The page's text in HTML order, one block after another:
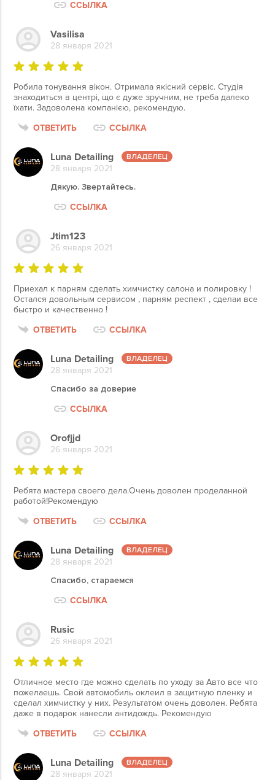
ССЫЛКА
Vasilisa
28 января 2021
Робила тонування вікон. Отримала якісний сервіс. Студія
знаходиться в центрі, що є дуже зручним, не треба далеко
їхати. Задоволена компанією, рекомендую.
ОТВЕТИТЬ
ССЫЛКА
Luna Detailing
28 января 2021
Дякую. Звертайтесь.
ССЫЛКА
Jtim123
26 января 2021
Приехал к парням сделать химчистку салона и полировку !
Остался довольным сервисом , парням респект , сделаи все
быстро и качественно !
ОТВЕТИТЬ
ССЫЛКА
Luna Detailing
28 января 2021
Спасибо за доверие
ССЫЛКА
Orofjjd
26 января 2021
Ребята мастера своего дела.Очень доволен проделанной
работой!Рекомендую
ОТВЕТИТЬ
ССЫЛКА
Luna Detailing
28 января 2021
Спасибо, стараемся
ССЫЛКА
Rusic
26 января 2021
Отличное место где можно сделать по уходу за Авто все что
пожелаешь. Свой автомобиль оклеил в защитную пленку и
сделал химчистку у них. Результатом очень доволен. Ребята
даже в подарок нанесли антидождь. Рекомендую
ОТВЕТИТЬ
ССЫЛКА
Luna Detailing
28 января 2021